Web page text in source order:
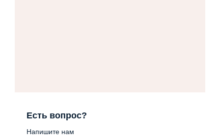
Есть вопрос?
Напишите нам